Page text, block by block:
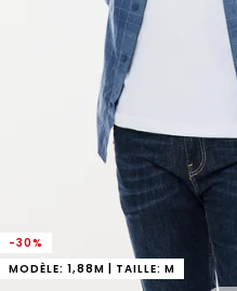
-30%
MODÈLE: 1,88M | TAILLE: M